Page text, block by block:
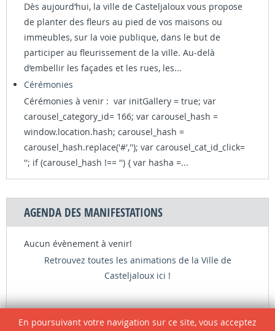
Dès aujourd’hui, la ville de Casteljaloux vous propose
de planter des fleurs au pied de vos maisons ou
immeubles, sur la voie publique, dans le but de
participer au fleurissement de la ville. Au-delà
d’embellir les façades et les rues, les...
Cérémonies
Cérémonies à venir : var initGallery = true; var
carousel_category_id= 166; var carousel_hash =
window.location.hash; carousel_hash =
carousel_hash.replace('#',''); var carousel_cat_id_click=
''; if (carousel_hash !== '') { var hasha =...
AGENDA DES MANIFESTATIONS
Aucun évènement à venir!
Retrouvez toutes les animations de la Ville de
Casteljaloux ici !
En poursuivant votre navigation sur ce site, vous acceptez